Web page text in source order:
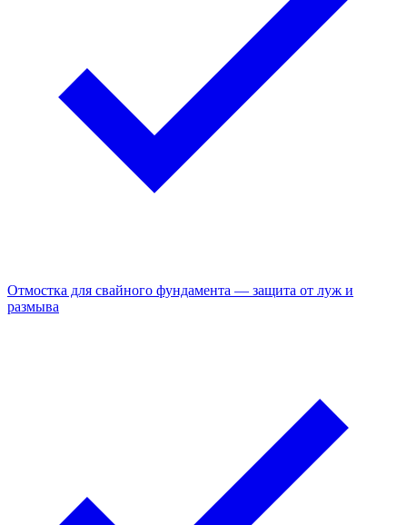
Отмостка для свайного фундамента — защита от луж и
размыва